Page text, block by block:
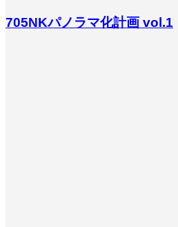
705NKパノラマ化計画 vol.1